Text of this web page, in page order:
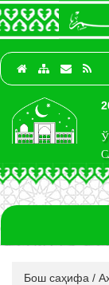
Бош саҳифа /